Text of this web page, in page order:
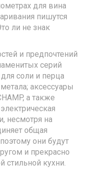
для вина
пишутся
ли не знак
и предпочтений
серий
соли и перца
аксессуары
а также
несмотря на
общая
они будут
и прекрасно
стильной кухни.